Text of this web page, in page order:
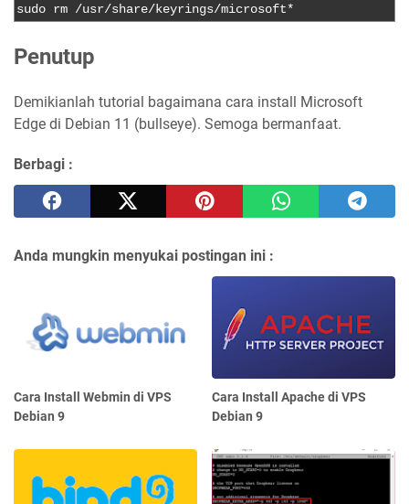
sudo rm /usr/share/keyrings/microsoft*
Penutup
Demikianlah tutorial bagaimana cara install Microsoft
Edge di Debian 11 (bullseye). Semoga bermanfaat.
Berbagi :
Anda mungkin menyukai postingan ini :
Cara Install Webmin di VPS
Debian 9
Cara Install Apache di VPS
Debian 9